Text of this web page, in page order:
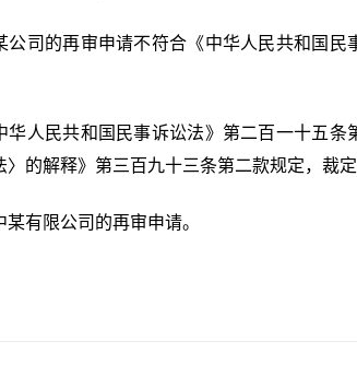
司的再审申请不符合《中华人民共和国民
人民共和国民事诉讼法》第二百一十五条
的解释》第三百九十三条第二款规定，裁定
有限公司的再审申请。